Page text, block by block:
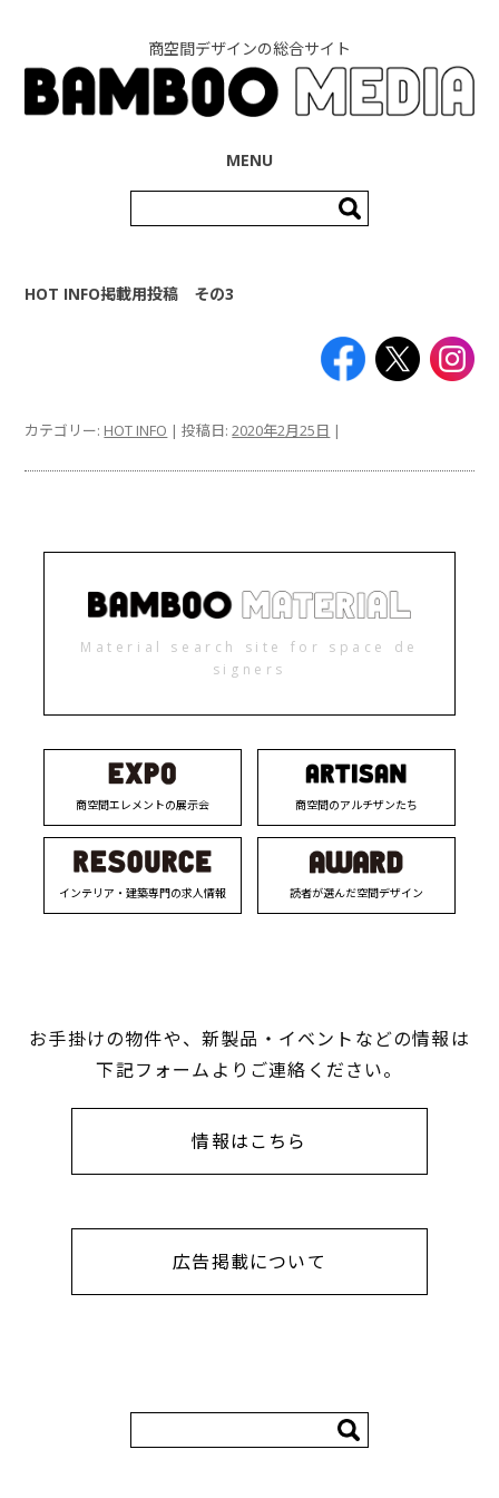
商空間デザインの総合サイト
MENU
索:
HOT INFO掲載用投稿 その3
カテゴリー: HOT INFO | 投稿日:2020年2月25日 |
Material search site for space de
signers
商空間エレメントの展示会 商空間のアルチザンたち
インテリア・建築専門の求人情報 読者が選んだ空間デザイン
お手掛けの物件や、新製品・イベントなどの情報は
下記フォームよりご連絡ください。
情報はこちら
広告掲載について
索: